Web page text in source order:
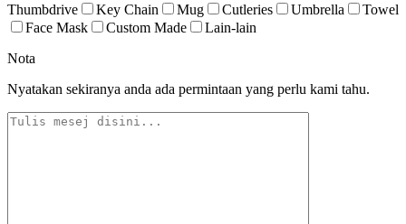
Thumbdrive
Key Chain Mug Cutleries Umbrella
Towel
Face Mask
Custom Made
Lain-lain
Nota
Nyatakan sekiranya anda ada permintaan yang perlu kami tahu.